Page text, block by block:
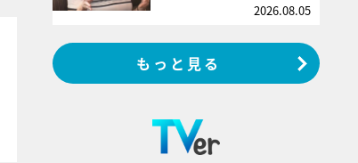
2026.08.05
もっと見る